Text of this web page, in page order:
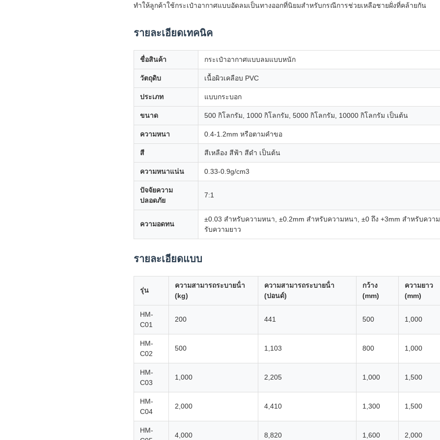
ทําให้ลูกค้าใช้กระเป๋าอากาศแบบอัดลมเป็นทางออกที่นิยมสําหรับกรณีการช่วยเหลือชายฝั่งที่คล้ายกัน
รายละเอียดเทคนิค
ชื่อสินค้า กระเป๋าอากาศแบบลมแบบหนัก
วัตถุดิบ เนื้อผิวเคลือบ PVC
ประเภท แบบกระบอก
ขนาด 500 กิโลกรัม, 1000 กิโลกรัม, 5000 กิโลกรัม, 10000 กิโลกรัม เป็นต้น
ความหนา 0.4-1.2mm หรือตามคําขอ
สี สีเหลือง สีฟ้า สีดํา เป็นต้น
ความหนาแน่น 0.33-0.9g/cm3
ปัจจัยความ
ปลอดภัย
7:1
ความอดทน
±0.03 สําหรับความหนา, ±0.2mm สําหรับความหนา, ±0 ถึง +3mm สําหรับควา
รับความยาว
รายละเอียดแบบ
รุ่น
ความสามารถระบายน้ํา
(kg)
ความสามารถระบายน้ํา
(ปอนด์)
กว้าง
(mm)
ความยาว
(mm)
HM-
C01
200 441 500 1,000
HM-
C02
500 1,103 800 1,000
HM-
C03
1,000 2,205 1,000 1,500
HM-
C04
2,000 4,410 1,300 1,500
HM-
4,000 8,820 1,600 2,000